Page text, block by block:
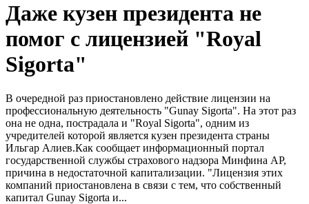
Даже кузен президента не
помог с лицензией "Royal
Sigorta"
В очередной раз приостановлено действие лицензии на
профессиональную деятельность "Gunay Sigorta". На этот раз
она не одна, пострадала и "Royal Sigorta", одним из
учредителей которой является кузен президента страны
Ильгар Алиев.Как сообщает информационный портал
государственной службы страхового надзора Минфина АР,
причина в недостаточной капитализации. "Лицензия этих
компаний приостановлена в связи с тем, что собственный
капитал Gunay Sigorta и...